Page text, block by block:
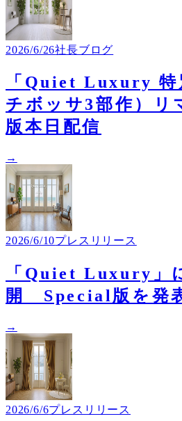
2026/6/26社長ブログ
「Quiet Luxury 特
チボッサ3部作）リ
版本日配信
→
2026/6/10プレスリリース
「Quiet Luxury」
開 Special版を発
→
2026/6/6プレスリリース